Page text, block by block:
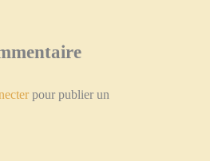
pour publier un